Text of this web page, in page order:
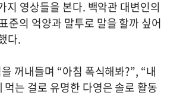
지 영상들을 본다. 백악관 대변인의
준의 억양과 말투로 말을 할까 싶어
다.
꺼내들며 “아침 폭식해봐?”, “내
는 걸로 유명한 다영은 솔로 활동